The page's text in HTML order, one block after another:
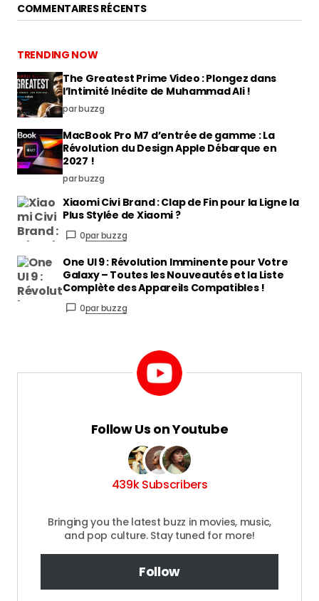
COMMENTAIRES RÉCENTS
TRENDING NOW
The Greatest Prime Video : Plongez dans
l’Intimité Inédite de Muhammad Ali !
par buzzg
MacBook Pro M7 d’entrée de gamme : La
Révolution du Design Apple Débarque en
2027 !
par buzzg
Xiaomi Civi Brand : Clap de Fin pour la Ligne la
Plus Stylée de Xiaomi ?
0par buzzg
One UI 9 : Révolution Imminente pour Votre
Galaxy – Toutes les Nouveautés et la Liste
Complète des Appareils Compatibles !
0par buzzg
Follow Us on Youtube
439k Subscribers
Bringing you the latest buzz in movies, music,
and pop culture. Stay tuned for more!
Follow